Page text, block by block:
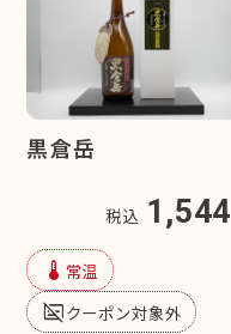
黒倉岳
税込 1,544
device_thermostat 常温
subtitles_offクーポン対象外